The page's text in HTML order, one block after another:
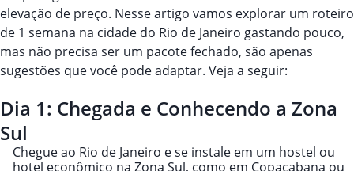
elevação de preço. Nesse artigo vamos explorar um roteiro
de 1 semana na cidade do Rio de Janeiro gastando pouco,
mas não precisa ser um pacote fechado, são apenas
sugestões que você pode adaptar. Veja a seguir:
Dia 1: Chegada e Conhecendo a Zona
Sul
Chegue ao Rio de Janeiro e se instale em um hostel ou
hotel econômico na Zona Sul, como em Copacabana ou